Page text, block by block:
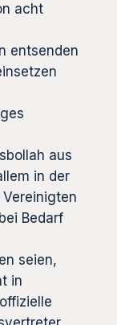
acht
entsenden
aus
in der
Bedarf
seien,
in